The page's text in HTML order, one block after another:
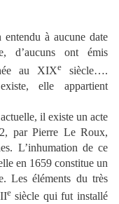
à aucune date
d’aucuns ont émis
au XIXesiècle….
elle appartient
il existe un acte
par Pierre Le Roux,
L’inhumation de ce
en 1659 constitue un
Les éléments du très
esiècle qui fut installé